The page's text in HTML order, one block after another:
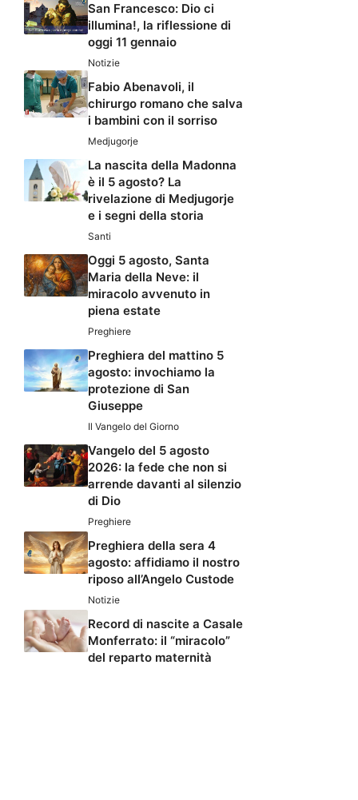
San Francesco: Dio ci
illumina!, la riflessione di
oggi 11 gennaio
Notizie
Fabio Abenavoli, il
chirurgo romano che salva
i bambini con il sorriso
Medjugorje
La nascita della Madonna
è il 5 agosto? La
rivelazione di Medjugorje
e i segni della storia
Santi
Oggi 5 agosto, Santa
Maria della Neve: il
miracolo avvenuto in
piena estate
Preghiere
Preghiera del mattino 5
agosto: invochiamo la
protezione di San
Giuseppe
Il Vangelo del Giorno
Vangelo del 5 agosto
2026: la fede che non si
arrende davanti al silenzio
di Dio
Preghiere
Preghiera della sera 4
agosto: affidiamo il nostro
riposo all’Angelo Custode
Notizie
Record di nascite a Casale
Monferrato: il “miracolo”
del reparto maternità